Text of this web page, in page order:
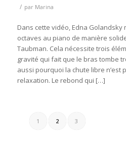
/ par Marina
Dans cette vidéo, Edna
octaves au piano de manière
Taubman. Cela nécessite trois
gravité qui fait que le bras tombe
aussi pourquoi la chute libre n’est
relaxation. Le rebond qui […]
1 2 3